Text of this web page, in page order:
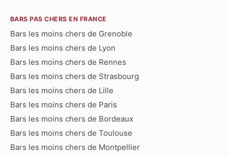
BARS PAS CHERS EN FRANCE
Bars les moins chers de Grenoble
Bars les moins chers de Lyon
Bars les moins chers de Rennes
Bars les moins chers de Strasbourg
Bars les moins chers de Lille
Bars les moins chers de Paris
Bars les moins chers de Bordeaux
Bars les moins chers de Toulouse
Bars les moins chers de Montpellier